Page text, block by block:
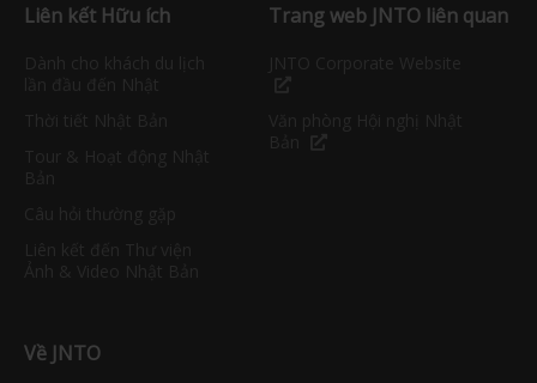
Liên kết Hữu ích Trang web JNTO liên quan
Về JNTO